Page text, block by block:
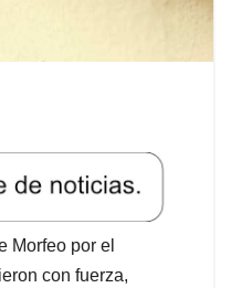
Morfeo por el
con fuerza,